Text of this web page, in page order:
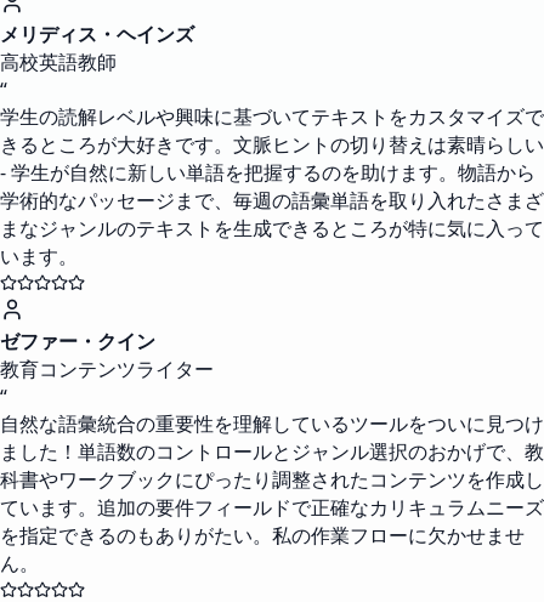
メリディス・ヘインズ
高校英語教師
“
学生の読解レベルや興味に基づいてテキストをカスタマイズで
きるところが大好きです。文脈ヒントの切り替えは素晴らしい
- 学生が自然に新しい単語を把握するのを助けます。物語から
学術的なパッセージまで、毎週の語彙単語を取り入れたさまざ
まなジャンルのテキストを生成できるところが特に気に入って
います。
ゼファー・クイン
教育コンテンツライター
“
自然な語彙統合の重要性を理解しているツールをついに見つけ
ました！単語数のコントロールとジャンル選択のおかげで、教
科書やワークブックにぴったり調整されたコンテンツを作成し
ています。追加の要件フィールドで正確なカリキュラムニーズ
を指定できるのもありがたい。私の作業フローに欠かせませ
ん。